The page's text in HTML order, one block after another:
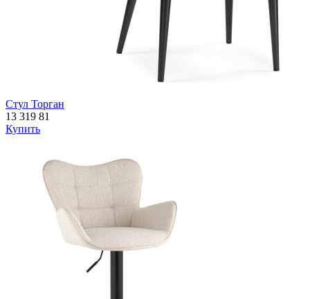
Стул Торган
13 319 81
Купить